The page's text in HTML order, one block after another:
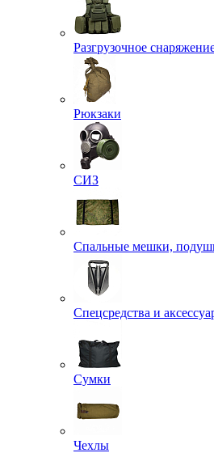
Разгрузочное
Рюкзаки
СИЗ
Спальные мешки,
Спецсредства и
Сумки
Чехлы